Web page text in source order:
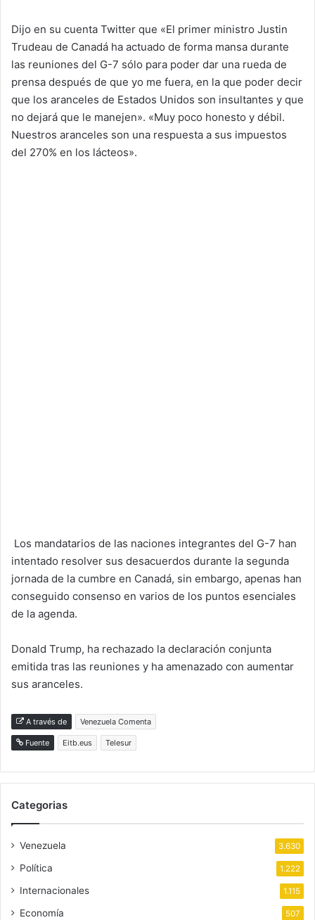
Dijo en su cuenta Twitter que «El primer ministro Justin
Trudeau de Canadá ha actuado de forma mansa durante
las reuniones del G-7 sólo para poder dar una rueda de
prensa después de que yo me fuera, en la que poder decir
que los aranceles de Estados Unidos son insultantes y que
no dejará que le manejen». «Muy poco honesto y débil.
Nuestros aranceles son una respuesta a sus impuestos
del 270% en los lácteos».
Los mandatarios de las naciones integrantes del G-7 han
intentado resolver sus desacuerdos durante la segunda
jornada de la cumbre en Canadá, sin embargo, apenas han
conseguido consenso en varios de los puntos esenciales
de la agenda.
Donald Trump, ha rechazado la declaración conjunta
emitida tras las reuniones y ha amenazado con aumentar
sus aranceles.
A través de Venezuela Comenta
Fuente Eitb.eus Telesur
Categorias
Venezuela 3.630
Política 1.222
Internacionales 1.115
Economía 507